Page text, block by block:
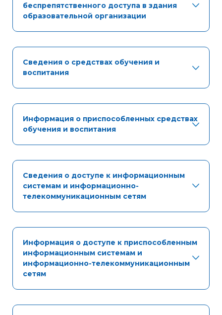
беспрепятственного доступа в здания
образовательной организации
Сведения о средствах обучения и
воспитания
Информация о приспособленных средствах
обучения и воспитания
Сведения о доступе к информационным
системам и информационно-
телекоммуникационным сетям
Информация о доступе к приспособленным
информационным системам и
информационно-телекоммуникационным
сетям